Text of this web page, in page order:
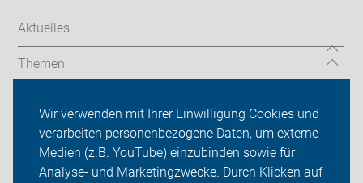
Wir verwenden mit Ihrer Einwilligung Cookies und
verarbeiten personenbezogene Daten, um externe
Medien (z.B. YouTube) einzubinden sowie für
Analyse- und Marketingzwecke. Durch Klicken auf
Aktuelles
Themen
Über uns
Sei dabei